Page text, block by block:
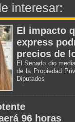
interesar:
El impacto
express
precios de
El Senado dio
de la Propiedad
Diputados
96 horas